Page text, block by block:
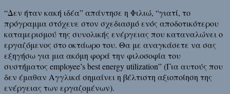
“Δεν ήταν κακή ιδέα” απάντησε η Φιλιώ, “γιατί, το
πρόγραμμα στόχευε στον σχεδιασμό ενός αποδοτικότερου
καταμερισμού της συνολικής ενέργειας που καταναλώνει ο
εργαζόμενος στο οκτάωρο του. Θα με αναγκάσετε να σας
εξηγήσω για μια ακόμη φορά την φιλοσοφία του
συστήματος employee’s best energy utilization” (Για αυτούς που
δεν έμαθαν Αγγλικά σημαίνει η βέλτιστη αξιοποίηση της
ενέργειας των εργαζομένων).